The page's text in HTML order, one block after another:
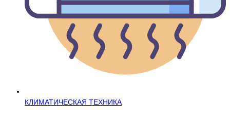
КЛИМАТИЧЕСКАЯ ТЕХНИКА